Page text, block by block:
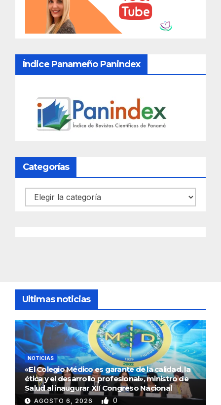
Índice Panameño Panindex
Categorías
Categorías
Ultimas noticias
NOTICIAS
«El Colegio Médico es garante de la calidad, la
ética y el desarrollo profesional», ministro de
Salud al inaugurar XII Congreso Nacional
AGOSTO 6, 2026 0